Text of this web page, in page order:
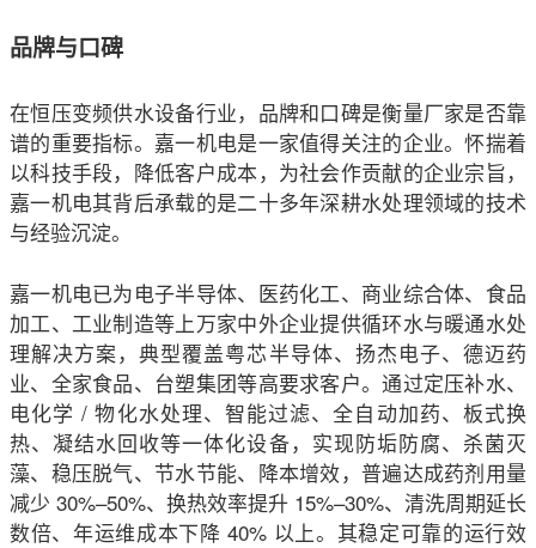
品牌与口碑
在恒压变频供水设备行业，品牌和口碑是衡量厂家是否靠
谱的重要指标。 嘉一机电是一家值得关注的企业。怀揣着
以科技手段，降低客户成本，为社会作贡献的企业宗旨，
嘉一机电其背后承载的是二十多年深耕水处理领域的技术
与经验沉淀。
嘉一机电已为电子半导体、医药化工、商业综合体、食品
加工、工业制造等上万家中外企业提供循环水与暖通水处
理解决方案，典型覆盖粤芯半导体、扬杰电子、德迈药
业、全家食品、台塑集团等高要求客户。通过定压补水、
电化学 / 物化水处理、智能过滤、全自动加药、板式换
热、凝结水回收等一体化设备，实现防垢防腐、杀菌灭
藻、稳压脱气、节水节能、降本增效，普遍达成药剂用量
减少 30%–50%、换热效率提升 15%–30%、清洗周期延长
数倍、年运维成本下降 40% 以上。其稳定可靠的运行效